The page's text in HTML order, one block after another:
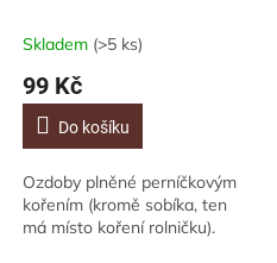
Skladem (>5 ks)
99 Kč
Do košíku
Ozdoby plněné perníčkovým
kořením (kromě sobíka, ten
má místo koření rolničku).